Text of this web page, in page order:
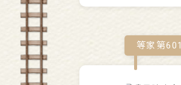
等家第601